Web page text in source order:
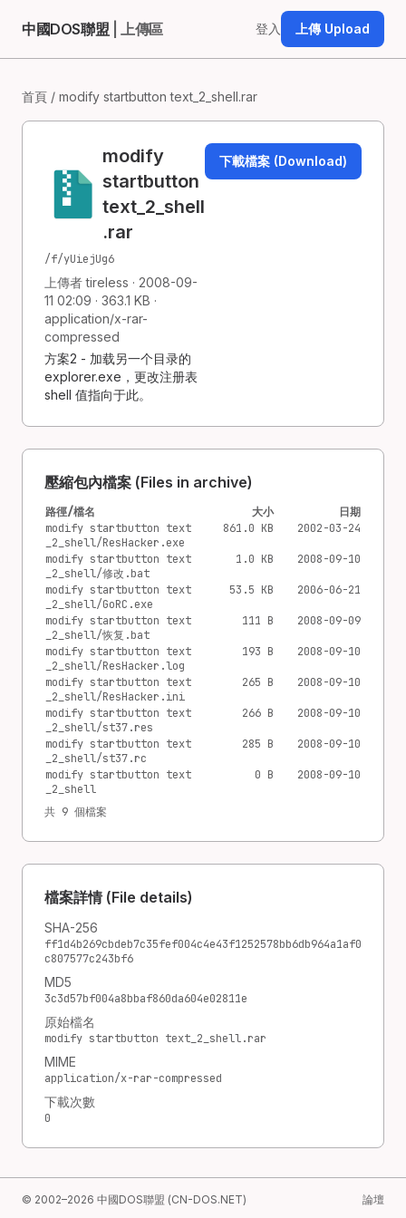
中國DOS聯盟 | 上傳區 登入 上傳 Upload
首頁 / modify startbutton text_2_shell.rar
modify
startbutton
text_2_shell
.rar
/f/yUiejUg6
上傳者 tireless · 2008-09-
11 02:09 · 363.1 KB ·
application/x-rar-
compressed
方案2 - 加载另一个目录的
explorer.exe，更改注册表
shell 值指向于此。
下載檔案 (Download)
壓縮包內檔案 (Files in archive)
路徑/檔名 大小
日期
modify startbutton text
_2_shell/ResHacker.exe
861.0 KB 2002-03-24
modify startbutton text
_2_shell/修改.bat
1.0 KB 2008-09-10
modify startbutton text
_2_shell/GoRC.exe
53.5 KB 2006-06-21
modify startbutton text
_2_shell/恢复.bat
111 B 2008-09-09
modify startbutton text
_2_shell/ResHacker.log
193 B 2008-09-10
modify startbutton text
_2_shell/ResHacker.ini
265 B 2008-09-10
modify startbutton text
_2_shell/st37.res
266 B 2008-09-10
modify startbutton text
_2_shell/st37.rc
285 B 2008-09-10
modify startbutton text
_2_shell
0 B 2008-09-10
共 9 個檔案
檔案詳情 (File details)
SHA-256
ff1d4b269cbdeb7c35fef004c4e43f1252578bb6db964a1af0
c807577c243bf6
MD5
3c3d57bf004a8bbaf860da604e02811e
原始檔名
modify startbutton text_2_shell.rar
MIME
application/x-rar-compressed
下載次數
0
© 2002–2026 中國DOS聯盟 (CN-DOS.NET) 論壇